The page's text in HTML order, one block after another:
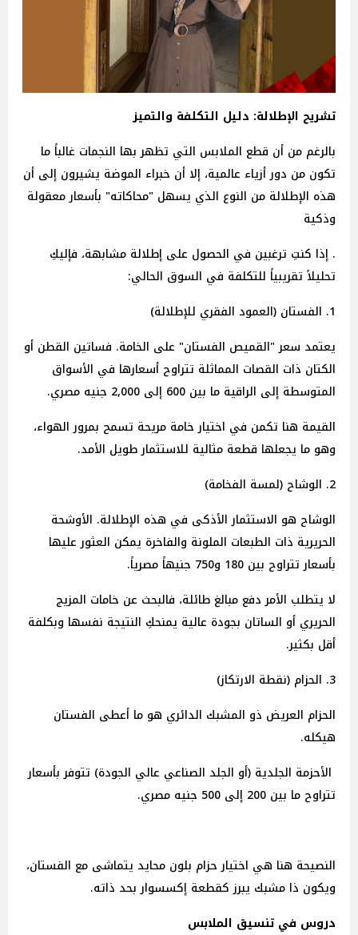
تشريح الإطلالة: دليل التكلفة والتميز
بالرغم من أن قطع الملابس التي تظهر بها النجمات غالباً ما
تكون من دور أزياء عالمية، إلا أن خبراء الموضة يشيرون إلى أن
هذه الإطلالة من النوع الذي يسهل "محاكاته" بأسعار معقولة
وذكية
. إذا كنتِ ترغبين في الحصول على إطلالة مشابهة، فإليكِ
تحليلاً تقريبياً للتكلفة في السوق الحالي:
1. الفستان (العمود الفقري للإطلالة)
يعتمد سعر "القميص الفستان" على الخامة. فساتين القطن أو
الكتان ذات القصات المماثلة تتراوح أسعارها في الأسواق
المتوسطة إلى الراقية ما بين 600 إلى 2,000 جنيه
مصري.
القيمة هنا تكمن في اختيار خامة مريحة تسمح بمرور الهواء،
وهو ما يجعلها قطعة مثالية للاستثمار طويل الأمد.
2. الوشاح (لمسة الفخامة)
الوشاح هو الاستثمار الأذكى في هذه الإطلالة. الأوشحة
الحريرية ذات الطبعات الملونة والفاخرة يمكن العثور عليها
بأسعار تتراوح بين 180 و750
جنيهاً مصرياً.
لا يتطلب الأمر دفع مبالغ طائلة، فالبحث عن خامات المزيج
الحريري أو الساتان بجودة عالية يمنحكِ النتيجة نفسها وبكلفة
أقل بكثير.
3. الحزام (نقطة الارتكاز)
الحزام العريض ذو المشبك الدائري هو ما أعطى الفستان
هيكله.
الأحزمة الجلدية (أو الجلد الصناعي عالي الجودة) تتوفر بأسعار
تتراوح ما بين 200 إلى 500 جنيه
مصري.
النصيحة هنا هي اختيار حزام بلون محايد يتماشى مع الفستان،
ويكون ذا مشبك يبرز كقطعة إكسسوار بحد ذاته.
دروس في تنسيق الملابس